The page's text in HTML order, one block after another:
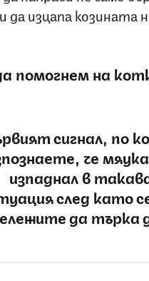
да изцапа козината
помогнем на
сигнал, по
че
изпаднал в
след като
да търка